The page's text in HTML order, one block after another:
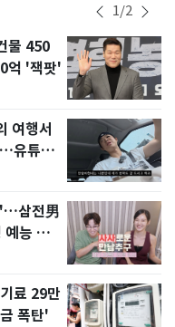
1/2
물 450
억 '잭팟'
여행서
유튜브
삼전男
능 화
료 29만
폭탄'